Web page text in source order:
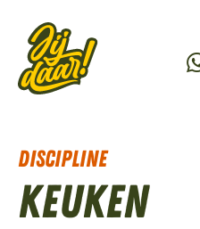
Discipline
Keuken